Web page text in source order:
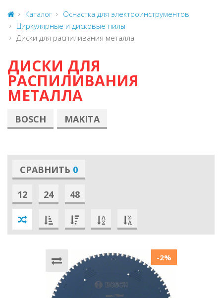
Каталог
Оснастка для электроинструментов
Циркулярные и дисковые пилы
Диски для распиливания металла
ДИСКИ ДЛЯ
РАСПИЛИВАНИЯ
МЕТАЛЛА
BOSCH MAKITA
СРАВНИТЬ 0
12 24 48
-2%